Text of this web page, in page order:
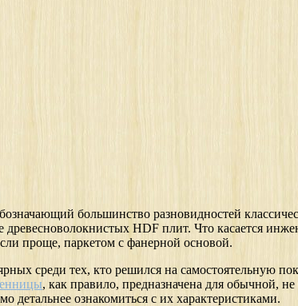
большинство разновидностей
HDF плит. Что касается
проще, паркетом с фанерной основой.
среди тех, кто решился на самостоятельную
, как правило, предназначена для обычной,
детальнее ознакомиться с их характеристиками.